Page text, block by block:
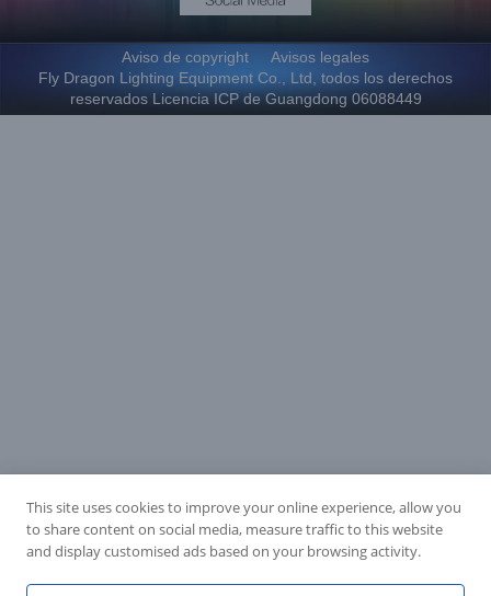
Aviso de copyright
Avisos legales
Fly Dragon Lighting Equipment Co., Ltd, todos los derechos
reservados Licencia ICP de Guangdong 06088449
This site uses cookies to improve your online experience, allow you
to share content on social media, measure traffic to this website
and display customised ads based on your browsing activity.